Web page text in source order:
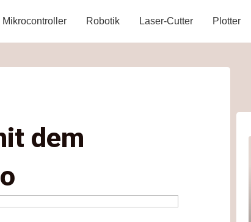
Mikrocontroller Robotik Laser-Cutter Plotter
dem